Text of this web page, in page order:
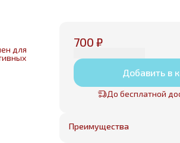
для
в
не
700 ₽
Добавить в
До бесплатной
Преимущества
Оплата частями в Сплит